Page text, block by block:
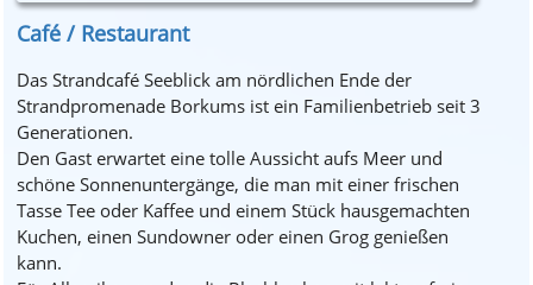
Café / Restaurant
Das Strandcafé Seeblick am nördlichen Ende der
Strandpromenade Borkums ist ein Familienbetrieb seit 3
Generationen.
Den Gast erwartet eine tolle Aussicht aufs Meer und
schöne Sonnenuntergänge, die man mit einer frischen
Tasse Tee oder Kaffee und einem Stück hausgemachten
Kuchen, einen Sundowner oder einen Grog genießen
kann.